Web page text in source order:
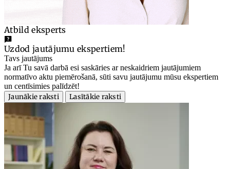
Atbild eksperts
Uzdod jautājumu ekspertiem!
Tavs jautājums
Ja arī Tu savā darbā esi saskāries ar neskaidriem jautājumiem
normatīvo aktu piemērošanā, sūti savu jautājumu mūsu ekspertiem
un centīsimies palīdzēt!
Jaunākie raksti
Lasītākie raksti